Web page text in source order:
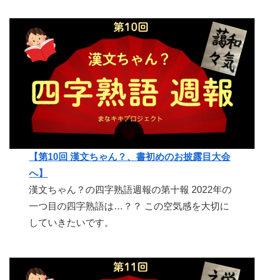
【第10回 漢文ちゃん？、書初めのお披露目大会
へ】
漢文ちゃん？の四字熟語週報の第十報 2022年の
一つ目の四字熟語は…？？ この空気感を大切に
していきたいです。